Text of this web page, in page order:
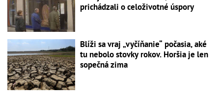
prichádzali o celoživotné úspory
Blíži sa vraj „vyčíňanie“ počasia, aké
tu nebolo stovky rokov. Horšia je len
sopečná zima